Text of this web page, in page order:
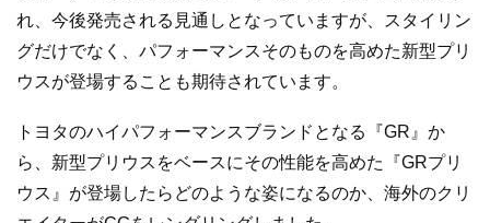
れ、今後発売される見通しとなっていますが、スタイリン
グだけでなく、パフォーマンスそのものを高めた新型プリ
ウスが登場することも期待されています。
トヨタのハイパフォーマンスブランドとなる『GR』か
ら、新型プリウスをベースにその性能を高めた『GRプリ
ウス』が登場したらどのような姿になるのか、海外のクリ